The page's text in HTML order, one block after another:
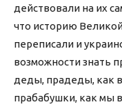
действовали на их
что историю
переписали и
возможности знать
деды, прадеды, как
прабабушки, как мы